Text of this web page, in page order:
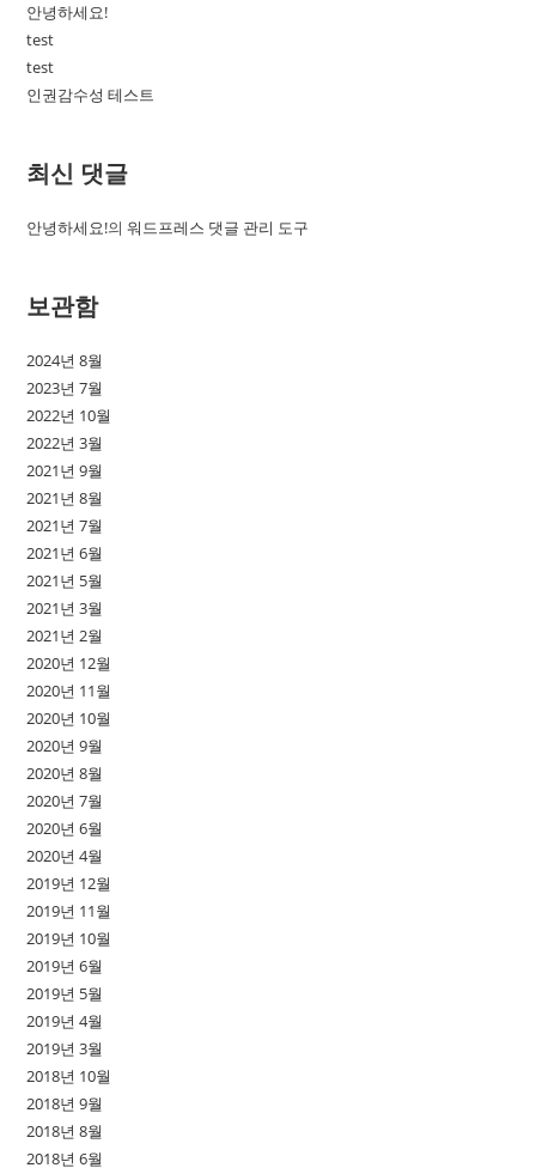
안녕하세요!
test
test
인권감수성 테스트
최신 댓글
안녕하세요!의워드프레스 댓글 관리 도구
보관함
2024년 8월
2023년 7월
2022년 10월
2022년 3월
2021년 9월
2021년 8월
2021년 7월
2021년 6월
2021년 5월
2021년 3월
2021년 2월
2020년 12월
2020년 11월
2020년 10월
2020년 9월
2020년 8월
2020년 7월
2020년 6월
2020년 4월
2019년 12월
2019년 11월
2019년 10월
2019년 6월
2019년 5월
2019년 4월
2019년 3월
2018년 10월
2018년 9월
2018년 8월
2018년 6월